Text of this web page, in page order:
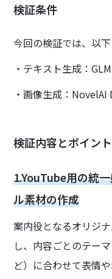
検証条件
今回の検証では、以
・テキスト生成：
・画像生成：
検証内容とポイント
1.YouTube用の統
ル素材の作成
案内役となるオリジ
し、内容ごとのテー
ど）に合わせて表情